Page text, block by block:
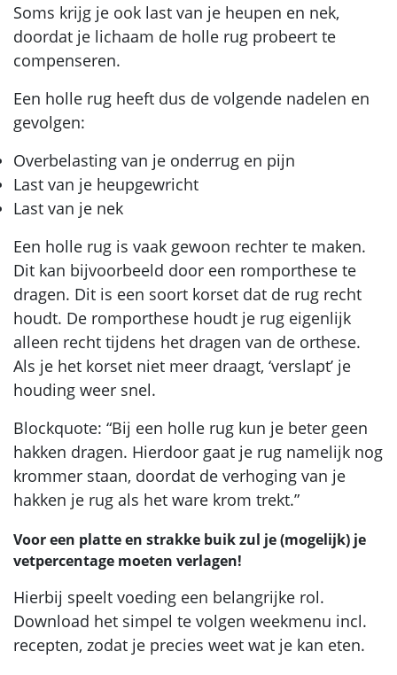
Soms krijg je ook last van je heupen en nek,
doordat je lichaam de holle rug probeert te
compenseren.
Een holle rug heeft dus de volgende nadelen en
gevolgen:
Overbelasting van je onderrug en pijn
Last van je heupgewricht
Last van je nek
Een holle rug is vaak gewoon rechter te maken.
Dit kan bijvoorbeeld door een romporthese te
dragen. Dit is een soort korset dat de rug recht
houdt. De romporthese houdt je rug eigenlijk
alleen recht tijdens het dragen van de orthese.
Als je het korset niet meer draagt, ‘verslapt’ je
houding weer snel.
Blockquote: “Bij een holle rug kun je beter geen
hakken dragen. Hierdoor gaat je rug namelijk nog
krommer staan, doordat de verhoging van je
hakken je rug als het ware krom trekt.”
Voor een platte en strakke buik zul je (mogelijk) je
vetpercentage moeten verlagen!
Hierbij speelt voeding een belangrijke rol.
Download het simpel te volgen weekmenu incl.
recepten, zodat je precies weet wat je kan eten.